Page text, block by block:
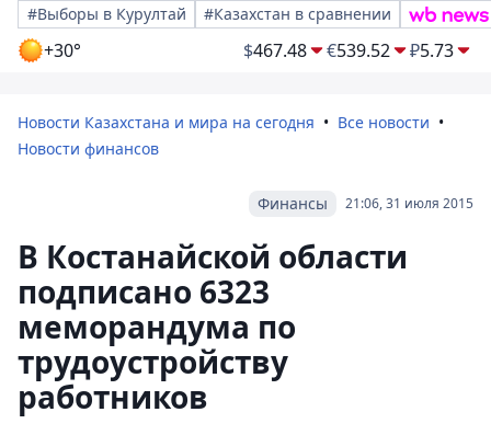
#Выборы в Курултай
#Казахстан в сравнении
+30° $467.48 €539.52 ₽5.73
Новости Казахстана и мира на сегодня
Все новости
Новости финансов
21:06, 31 июля 2015
Финансы
В Костанайской области
подписано 6323
меморандума по
трудоустройству
работников